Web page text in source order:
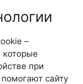
–
при
сайту